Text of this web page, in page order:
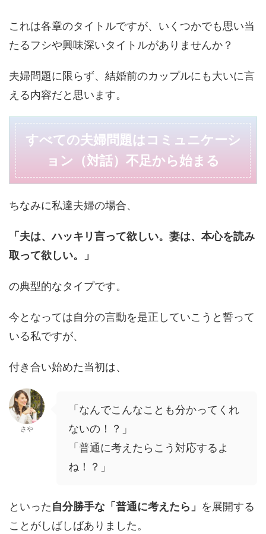
これは各章のタイトルですが、いくつかでも思い当
たるフシや興味深いタイトルがありませんか？
夫婦問題に限らず、結婚前のカップルにも大いに言
える内容だと思います。
すべての夫婦問題はコミュニケーシ
ョン（対話）不足から始まる
ちなみに私達夫婦の場合、
「夫は、ハッキリ言って欲しい。妻は、本心を読み
取って欲しい。」
の典型的なタイプです。
今となっては自分の言動を是正していこうと誓って
いる私ですが、
付き合い始めた当初は、
さや
「なんでこんなことも分かってくれ
ないの！？」
「普通に考えたらこう対応するよ
ね！？」
といった自分勝手な「普通に考えたら」 を展開する
ことがしばしばありました。